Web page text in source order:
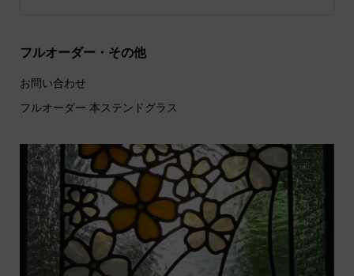
フルオーダー・その他
お問い合わせ
フルオーダー 本ステンドグラス